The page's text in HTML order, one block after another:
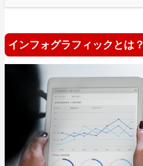
インフォグラフィックとは？